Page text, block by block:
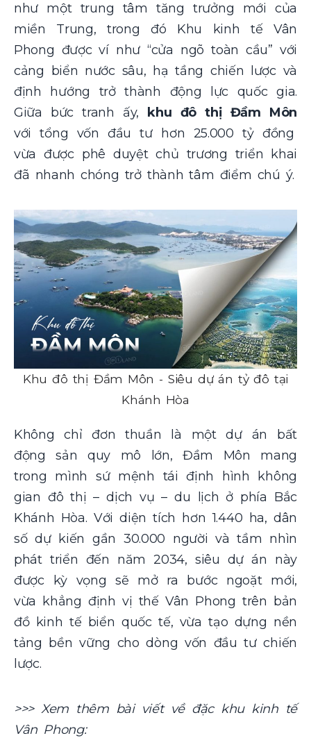
như một trung tâm tăng trưởng mới của
miền Trung, trong đó Khu kinh tế Vân
Phong được ví như “cửa ngõ toàn cầu” với
cảng biển nước sâu, hạ tầng chiến lược và
định hướng trở thành động lực quốc gia.
Giữa bức tranh ấy,
khu đô thị Đầm Môn
với tổng vốn đầu tư hơn 25.000 tỷ đồng
vừa được phê duyệt chủ trương triển khai
đã nhanh chóng trở thành tâm điểm chú ý.
Khu đô thị Đầm Môn - Siêu dự án tỷ đô tại
Khánh Hòa
Không chỉ đơn thuần là một dự án bất
động sản quy mô lớn, Đầm Môn mang
trong mình sứ mệnh tái định hình không
gian đô thị – dịch vụ – du lịch ở phía Bắc
Khánh Hòa. Với diện tích hơn 1.440 ha, dân
số dự kiến gần 30.000 người và tầm nhìn
phát triển đến năm 2034, siêu dự án này
được kỳ vọng sẽ mở ra bước ngoặt mới,
vừa khẳng định vị thế Vân Phong trên bản
đồ kinh tế biển quốc tế, vừa tạo dựng nền
tảng bền vững cho dòng vốn đầu tư chiến
lược.
>>> Xem thêm bài viết về đặc khu kinh tế
Vân Phong: